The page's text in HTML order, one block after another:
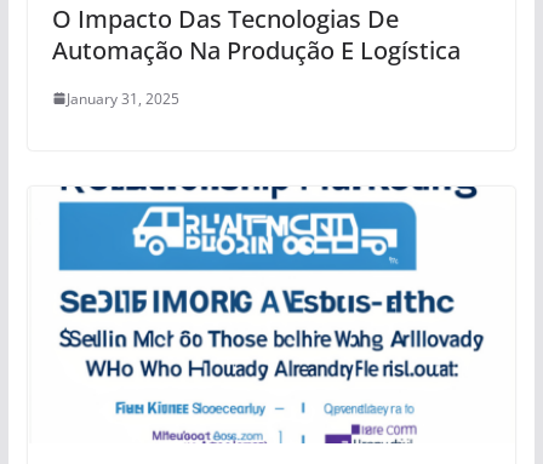
O Impacto Das Tecnologias De
Automação Na Produção E Logística
January 31, 2025